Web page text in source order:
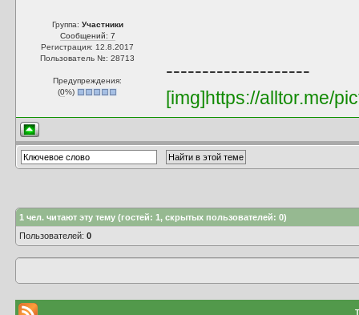
Группа: Участники
Сообщений: 7
Регистрация: 12.8.2017
Пользователь №: 28713
Предупреждения:
(0%)
--------------------
[img]https://alltor.me/
1 чел. читают эту тему (гостей: 1, скрытых пользователей: 0)
Пользователей:0